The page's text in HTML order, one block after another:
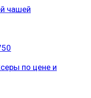
чашей
по цене и